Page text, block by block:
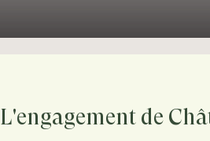
L'engagement de